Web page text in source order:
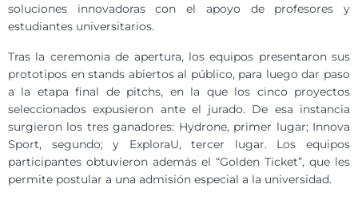
soluciones innovadoras con el apoyo de profesores y
estudiantes universitarios.
Tras la ceremonia de apertura, los equipos presentaron sus
prototipos en stands abiertos al público, para luego dar paso
a la etapa final de pitchs, en la que los cinco proyectos
seleccionados expusieron ante el jurado. De esa instancia
surgieron los tres ganadores: Hydrone, primer lugar; Innova
Sport, segundo; y ExploraU, tercer lugar. Los equipos
participantes obtuvieron además el “Golden Ticket”, que les
permite postular a una admisión especial a la universidad.